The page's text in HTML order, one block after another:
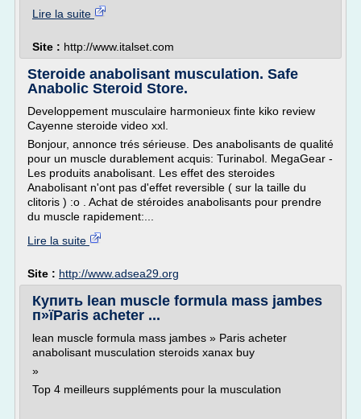
Lire la suite
Site : http://www.italset.com
Steroide anabolisant musculation. Safe
Anabolic Steroid Store.
Developpement musculaire harmonieux finte kiko review
Cayenne steroide video xxl.
Bonjour, annonce trés sérieuse. Des anabolisants de qualité
pour un muscle durablement acquis: Turinabol. MegaGear -
Les produits anabolisant. Les effet des steroides
Anabolisant n'ont pas d'effet reversible ( sur la taille du
clitoris ) :o . Achat de stéroides anabolisants pour prendre
du muscle rapidement:...
Lire la suite
Site : http://www.adsea29.org
Купить lean muscle formula mass jambes
п»їParis acheter ...
lean muscle formula mass jambes » Paris acheter
anabolisant musculation steroids xanax buy
»
Top 4 meilleurs suppléments pour la musculation